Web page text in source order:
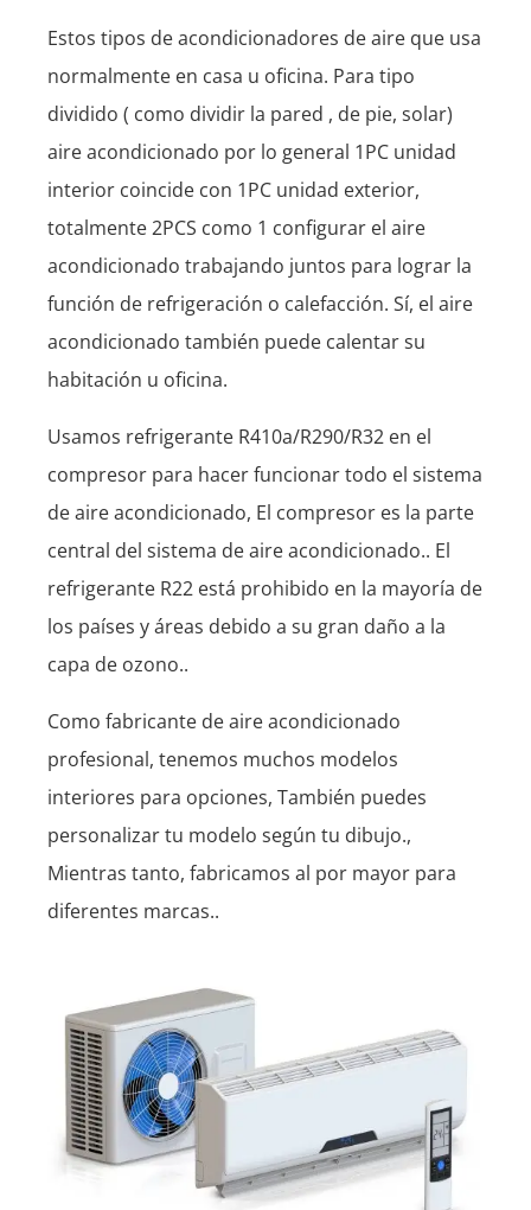
Estos tipos de acondicionadores de aire que usa
normalmente en casa u oficina. Para tipo
dividido ( como dividir la pared , de pie, solar)
aire acondicionado por lo general 1PC unidad
interior coincide con 1PC unidad exterior,
totalmente 2PCS como 1 configurar el aire
acondicionado trabajando juntos para lograr la
función de refrigeración o calefacción. Sí, el aire
acondicionado también puede calentar su
habitación u oficina.
Usamos refrigerante R410a/R290/R32 en el
compresor para hacer funcionar todo el sistema
de aire acondicionado, El compresor es la parte
central del sistema de aire acondicionado.. El
refrigerante R22 está prohibido en la mayoría de
los países y áreas debido a su gran daño a la
capa de ozono..
Como fabricante de aire acondicionado
profesional, tenemos muchos modelos
interiores para opciones, También puedes
personalizar tu modelo según tu dibujo.,
Mientras tanto, fabricamos al por mayor para
diferentes marcas..